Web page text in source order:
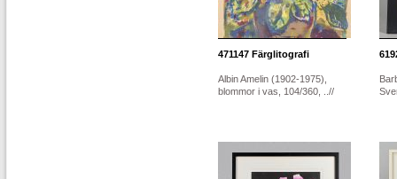
471147 Färglitografi
Albin Amelin (1902-1975),
blommor i vas, 104/360, ..//